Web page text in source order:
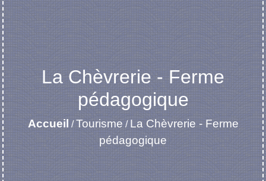
La Chèvrerie - Ferme
pédagogique
Accueil /Tourisme / La Chèvrerie - Ferme
pédagogique